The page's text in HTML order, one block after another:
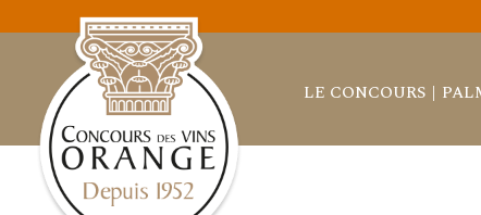
LE CONCOURS